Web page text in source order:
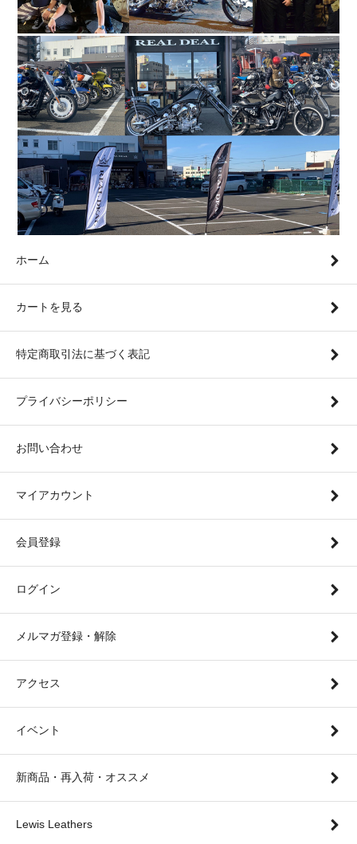
ホーム
カートを見る
特定商取引法に基づく表記
プライバシーポリシー
お問い合わせ
マイアカウント
会員登録
ログイン
メルマガ登録・解除
アクセス
イベント
新商品・再入荷・オススメ
Lewis Leathers